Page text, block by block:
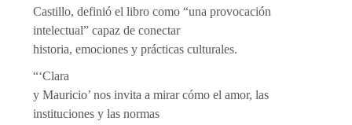
Castillo, definió el libro como “una provocación
intelectual” capaz de conectar
historia, emociones y prácticas culturales.
“‘Clara
y Mauricio’ nos invita a mirar cómo el amor, las
instituciones y las normas